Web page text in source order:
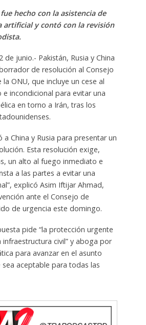
hecho con la asistencia de
artificial y contó con la revisión
de junio.- Pakistán, Rusia y China
de resolución al Consejo
ONU, que incluye un cese al
incondicional para evitar una
en torno a Irán, tras los
a China y Rusia para presentar un
Esta resolución exige,
un alto al fuego inmediato e
a las partes a evitar una
explicó Asim Iftijar Ahmad,
ante el Consejo de
de urgencia este domingo.
pide “la protección urgente
infraestructura civil” y aboga por
para avanzar en el asunto
sea aceptable para todas las